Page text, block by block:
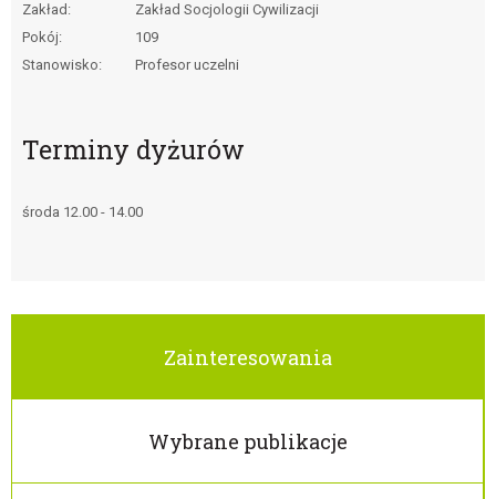
Zakład:
Zakład Socjologii Cywilizacji
Pokój:
109
Stanowisko:
Profesor uczelni
Terminy dyżurów
środa 12.00 - 14.00
Zainteresowania
Wybrane publikacje